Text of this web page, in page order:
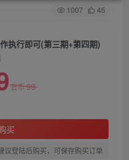
1007 45
执行即可(第三期+第四期)
云币99
买
议登陆后购买，可保存购买订单